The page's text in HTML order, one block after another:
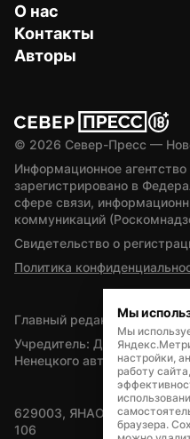
О нас
Контакты
Авторы
© 2026 Север-Пресс —
Информационное
зарегистрировано в
сфере связи,
коммуникаций
Свидетельство о
Политика
Главный редактор — А.Л.
Учредитель: Департамент
Ненецкого автономного
629003, ЯНАО, Салехард,
106
Мы
Мы
настройки,
работу
браузера.